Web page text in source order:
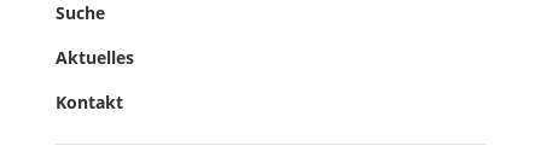
Suche
Aktuelles
Kontakt